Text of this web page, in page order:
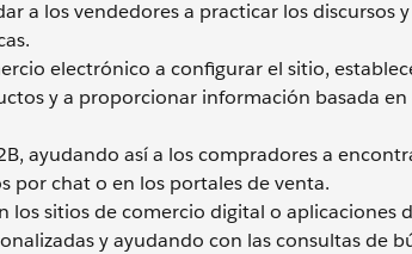
a los vendedores a practicar los discursos
electrónico a configurar el sitio,
y a proporcionar información basada
ayudando así a los compradores a
por chat o en los portales de venta.
sitios de comercio digital o aplicaciones
y ayudando con las consultas de